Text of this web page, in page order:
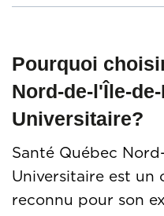
Pourquoi
Nord-de-l'Île-
Universitaire?
Santé Québec
Universitaire est un
reconnu pour son